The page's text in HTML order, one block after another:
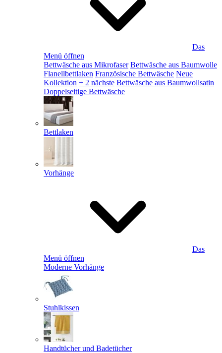
Das
Menü öffnen
Bettwäsche aus Mikrofaser Bettwäsche aus Baumwolle
Flanellbettlaken Französische Bettwäsche Neue
Kollektion + 2 nächste Bettwäsche aus Baumwollsatin
Doppelseitige Bettwäsche
Bettlaken
Vorhänge
Das
Menü öffnen
Moderne Vorhänge
Stuhlkissen
Handtücher und Badetücher